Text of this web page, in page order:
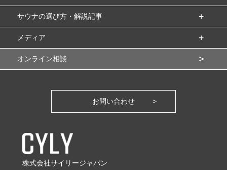
サウナの選び方・解説記事
メディア
オンライン相談
お問い合わせ
株式会社サイリージャパン